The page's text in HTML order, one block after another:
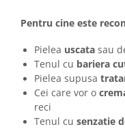
Pentru cine este
Pielea uscata sau
Tenul cu bariera
Pielea supusa
Cei care vor o
reci
Tenul cu senzatie